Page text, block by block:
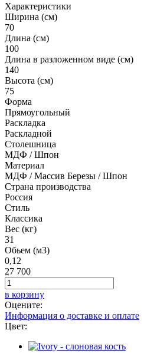
Характеристики
Ширина (см)
70
Длина (см)
100
Длина в разложенном виде (см)
140
Высота (см)
75
Форма
Прямоугольный
Раскладка
Раскладной
Столешница
МДФ / Шпон
Материал
МДФ / Массив Березы / Шпон
Страна производства
Россия
Стиль
Классика
Вес (кг)
31
Обьем (м3)
0,12
27 700
в корзину
Оцените:
Информация о доставке и оплате
Цвет: